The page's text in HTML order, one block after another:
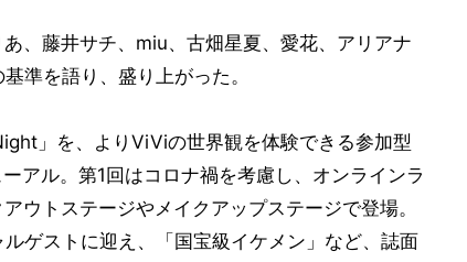
、藤井サチ、miu、古畑星夏、愛花、アリアナ
準を語り、盛り上がった。
」を、よりViViの世界観を体験できる参加型
アル。第1回はコロナ禍を考慮し、オンラインラ
ウトステージやメイクアップステージで登場。
ゲストに迎え、「国宝級イケメン」など、誌面